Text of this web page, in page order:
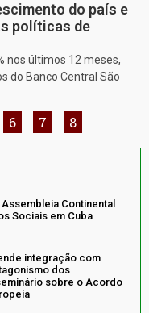
do país e
políticas de
nos últimos 12 meses,
do Banco Central São
6 7 8
Continental
Sociais em Cuba
integração com
dos
sobre o Acordo